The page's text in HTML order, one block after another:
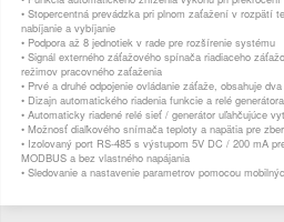
• Stopercentná prevádzka pri plnom zaťažení v rozpätí
nabíjanie a vybíjanie
• Podpora až 8 jednotiek v rade pre rozšírenie systému
• Signál externého záťažového spínača riadiaceho
režimov pracovného zaťaženia
• Prvé a druhé odpojenie ovládanie záťaže, obsahuje
• Dizajn automatického riadenia funkcie a relé generátora
• Automaticky riadené relé sieť / generátor uľahčujúce
• Možnosť diaľkového snímača teploty a napätia pre
• Izolovaný port RS-485 s výstupom 5V DC / 200 mA
MODBUS a bez vlastného napájania
• Sledovanie a nastavenie parametrov pomocou